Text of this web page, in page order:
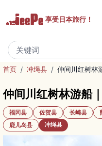
享受日本旅行！
首页 / 冲绳县 / 仲间川红树林
仲间川红树林游船
福冈县 佐贺县 长崎县
鹿儿岛县
冲绳县